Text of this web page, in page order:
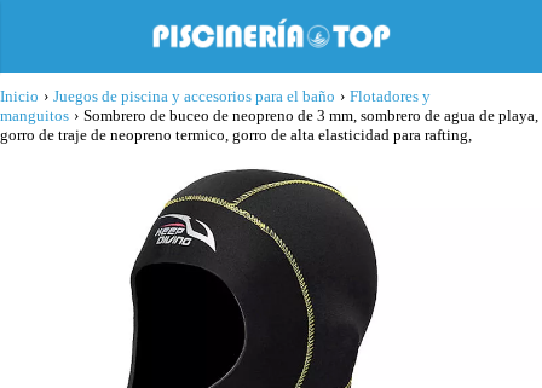
Inicio › Juegos de piscina y accesorios para el baño › Flotadores y
manguitos › Sombrero de buceo de neopreno de 3 mm, sombrero de agua de playa,
gorro de traje de neopreno termico, gorro de alta elasticidad para rafting,